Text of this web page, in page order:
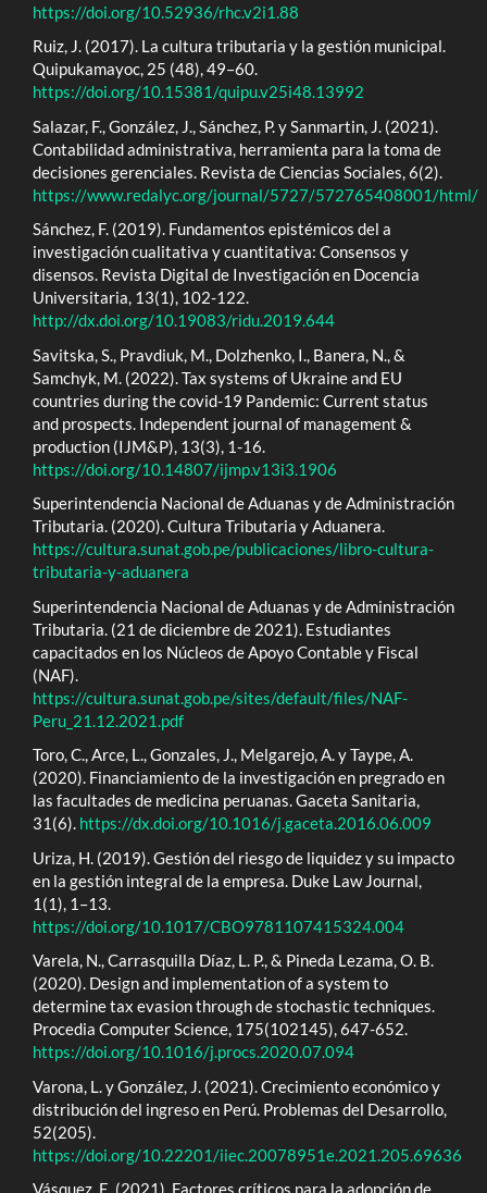
https://doi.org/10.52936/rhc.v2i1.88
Ruiz, J. (2017). La cultura tributaria y la gestión municipal.
Quipukamayoc, 25 (48), 49–60.
https://doi.org/10.15381/quipu.v25i48.13992
Salazar, F., González, J., Sánchez, P. y Sanmartin, J. (2021).
Contabilidad administrativa, herramienta para la toma de
decisiones gerenciales. Revista de Ciencias Sociales, 6(2).
https://www.redalyc.org/journal/5727/572765408001/html/
Sánchez, F. (2019). Fundamentos epistémicos del a
investigación cualitativa y cuantitativa: Consensos y
disensos. Revista Digital de Investigación en Docencia
Universitaria, 13(1), 102-122.
http://dx.doi.org/10.19083/ridu.2019.644
Savitska, S., Pravdiuk, M., Dolzhenko, I., Banera, N., &
Samchyk, M. (2022). Tax systems of Ukraine and EU
countries during the covid-19 Pandemic: Current status
and prospects. Independent journal of management &
production (IJM&P), 13(3), 1-16.
https://doi.org/10.14807/ijmp.v13i3.1906
Superintendencia Nacional de Aduanas y de Administración
Tributaria. (2020). Cultura Tributaria y Aduanera.
https://cultura.sunat.gob.pe/publicaciones/libro-cultura-
tributaria-y-aduanera
Superintendencia Nacional de Aduanas y de Administración
Tributaria. (21 de diciembre de 2021). Estudiantes
capacitados en los Núcleos de Apoyo Contable y Fiscal
(NAF).
https://cultura.sunat.gob.pe/sites/default/files/NAF-
Peru_21.12.2021.pdf
Toro, C., Arce, L., Gonzales, J., Melgarejo, A. y Taype, A.
(2020). Financiamiento de la investigación en pregrado en
las facultades de medicina peruanas. Gaceta Sanitaria,
31(6). https://dx.doi.org/10.1016/j.gaceta.2016.06.009
Uriza, H. (2019). Gestión del riesgo de liquidez y su impacto
en la gestión integral de la empresa. Duke Law Journal,
1(1), 1–13.
https://doi.org/10.1017/CBO9781107415324.004
Varela, N., Carrasquilla Díaz, L. P., & Pineda Lezama, O. B.
(2020). Design and implementation of a system to
determine tax evasion through de stochastic techniques.
Procedia Computer Science, 175(102145), 647-652.
https://doi.org/10.1016/j.procs.2020.07.094
Varona, L. y González, J. (2021). Crecimiento económico y
distribución del ingreso en Perú. Problemas del Desarrollo,
52(205).
https://doi.org/10.22201/iiec.20078951e.2021.205.69636
Vásquez, E. (2021). Factores críticos para la adopción de